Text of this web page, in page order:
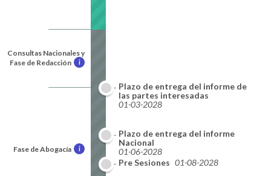
Consultas Nacionales y
Fase de Redacción
i
Fase de Abogacía i
Plazo de entrega del informe de
las partes interesadas
01-03-2028
Plazo de entrega del informe
Nacional
01-06-2028
Pre Sesiones 01-08-2028